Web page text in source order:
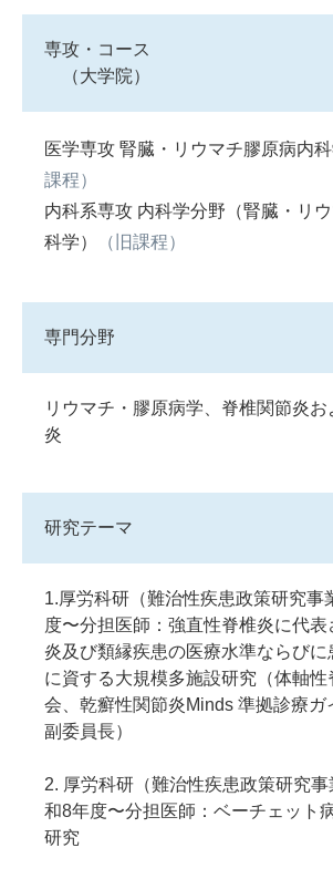
専攻・コース
（大学院）
医学専攻 腎臓・リウマチ膠原病内
課程）
内科系専攻 内科学分野（腎臓・リ
科学）
（旧課程）
専門分野
リウマチ・膠原病学、脊椎関節炎
炎
研究テーマ
1.厚労科研（難治性疾患政策研究事
度〜分担医師：強直性脊椎炎に代
炎及び類縁疾患の医療水準ならびに
に資する大規模多施設研究（体軸
会、乾癬性関節炎Minds 準拠診療ガ
副委員長）
2. 厚労科研（難治性疾患政策研究
和8年度〜分担医師：ベーチェット
研究